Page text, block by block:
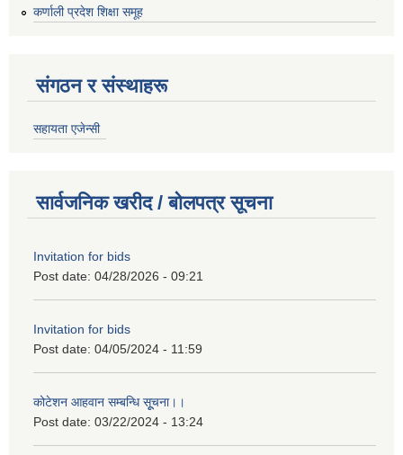
कर्णाली प्रदेश शिक्षा समूह
संगठन र संस्थाहरू
सहायता एजेन्सी
सार्वजनिक खरीद / बोलपत्र सूचना
Invitation for bids
Post date: 04/28/2026 - 09:21
Invitation for bids
Post date: 04/05/2024 - 11:59
कोटेशन आहवान सम्बन्धि सूूचना।।
Post date: 03/22/2024 - 13:24